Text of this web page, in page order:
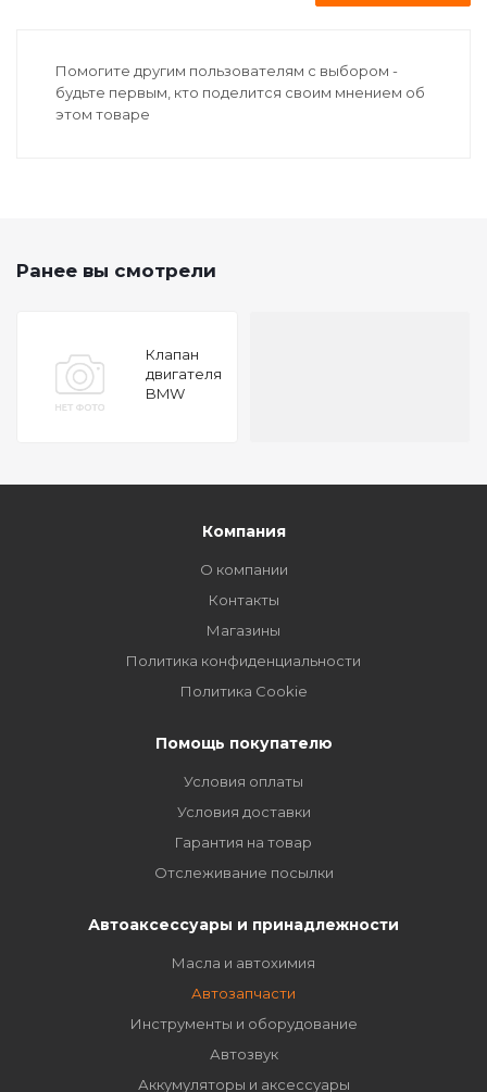
Помогите другим пользователям с выбором -
будьте первым, кто поделится своим мнением об
этом товаре
Ранее вы смотрели
Клапан
двигателя
BMW
Компания
О компании
Контакты
Магазины
Политика конфиденциальности
Политика Cookie
Помощь покупателю
Условия оплаты
Условия доставки
Гарантия на товар
Отслеживание посылки
Автоаксессуары и принадлежности
Масла и автохимия
Автозапчасти
Инструменты и оборудование
Автозвук
Аккумуляторы и аксессуары